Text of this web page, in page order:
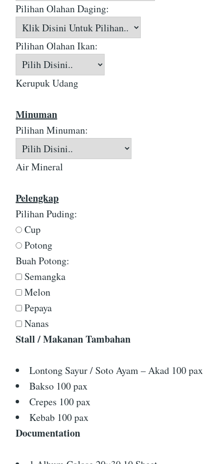
Pilihan Olahan Daging:
Pilihan Olahan Ikan:
Kerupuk Udang
Minuman
Pilihan Minuman:
Air Mineral
Pelengkap
Pilihan Puding:
Cup
Potong
Buah Potong:
Semangka
Melon
Pepaya
Nanas
Stall / Makanan Tambahan
Lontong Sayur / Soto Ayam – Akad 100 pax
Bakso 100 pax
Crepes 100 pax
Kebab 100 pax
Documentation